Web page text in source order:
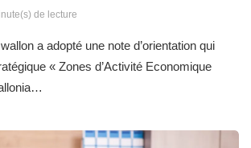
de lecture
a adopté une note d’orientation qui
« Zones d’Activité Economique